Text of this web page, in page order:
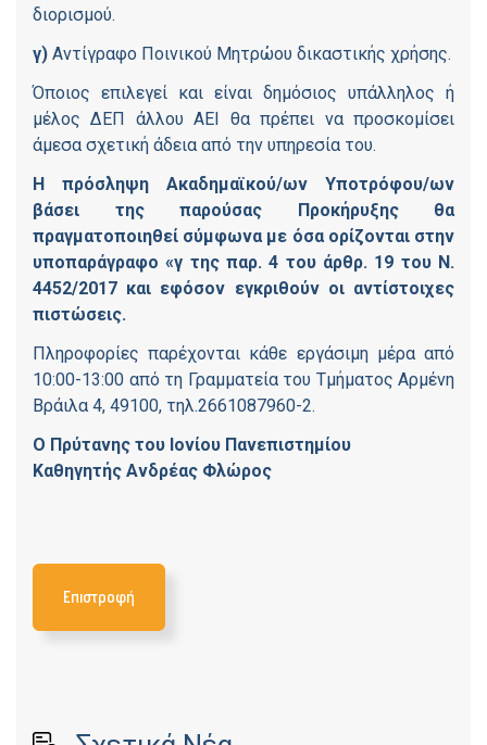
διορισμού.
γ) Αντίγραφο Ποινικού Μητρώου δικαστικής χρήσης.
Όποιος επιλεγεί και είναι δημόσιος υπάλληλος ή
μέλος ΔΕΠ άλλου ΑΕΙ θα πρέπει να προσκομίσει
άμεσα σχετική άδεια από την υπηρεσία του.
Η πρόσληψη Ακαδημαϊκού/ων Υποτρόφου/ων
βάσει της παρούσας Προκήρυξης θα
πραγματοποιηθεί σύμφωνα με όσα ορίζονται στην
υποπαράγραφο «γ της παρ. 4 του άρθρ. 19 του Ν.
4452/2017 και εφόσον εγκριθούν οι αντίστοιχες
πιστώσεις.
Πληροφορίες παρέχονται κάθε εργάσιμη μέρα από
10:00-13:00 από τη Γραμματεία του Τμήματος Αρμένη
Βράιλα 4, 49100, τηλ.2661087960-2.
Ο Πρύτανης του Ιονίου Πανεπιστημίου
Καθηγητής Ανδρέας Φλώρος
Επιστροφή